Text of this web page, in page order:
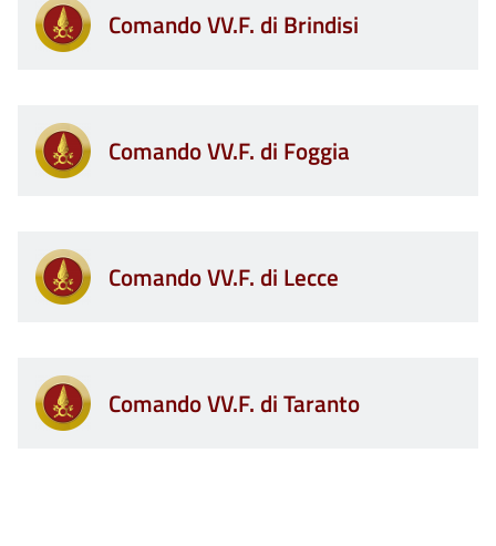
Comando VV.F. di Brindisi
Comando VV.F. di Foggia
Comando VV.F. di Lecce
Comando VV.F. di Taranto